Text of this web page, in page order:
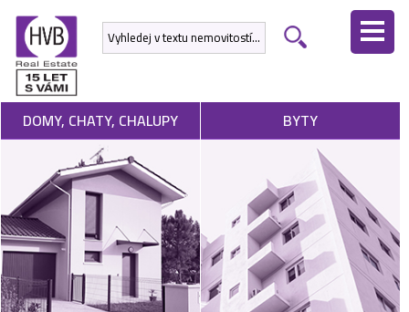
DOMY, CHATY, CHALUPY BYTY
ÚVODNÍ
STRÁNKA
NEMOVITOSTI
DEVELOPERSKÉ
PROJEKTY
SLUŽBY
NABÍDNOUT
NEMOVITOST